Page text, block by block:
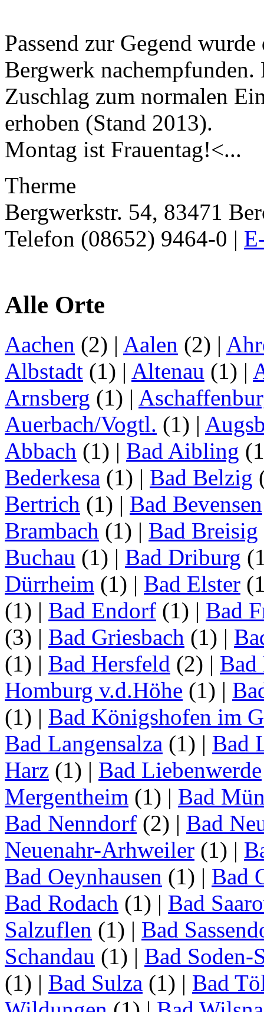
Passend zur Gegend
Bergwerk
Zuschlag zum normalen
erhoben (Stand 2013).
Montag ist Frauentag!<...
Therme
Bergwerkstr. 54, 83471
Telefon (08652) 9464-0 |
Alle Orte
Aachen (2) | Aalen (2) |
Albstadt (1) | Altenau (1) |
Arnsberg (1) |
Auerbach/Vogtl. (1) |
Abbach (1) | Bad Aibling
Bederkesa (1) | Bad Belzig
Bertrich (1) | Bad Bevensen
Brambach (1) | Bad Breisig
Buchau (1) | Bad Driburg
Dürrheim (1) | Bad Elster
(1) | Bad Endorf (1) | Bad
(3) | Bad Griesbach (1) |
(1) | Bad Hersfeld (2) | Bad
Homburg v.d.Höhe (1) |
(1) | Bad Königshofen im
Bad Langensalza (1) | Bad
Harz (1) | Bad Liebenwerde
Mergentheim (1) | Bad
Bad Nenndorf (2) | Bad
Neuenahr-Arhweiler (1) |
Bad Oeynhausen (1) | Bad
Bad Rodach (1) | Bad
Salzuflen (1) | Bad
Schandau (1) | Bad Soden-
(1) | Bad Sulza (1) | Bad